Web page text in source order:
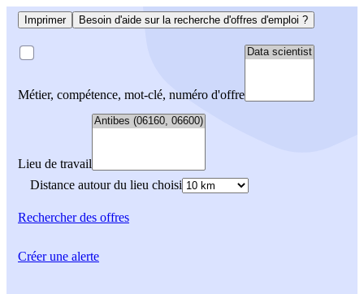
Imprimer Besoin d'aide sur la recherche d'offres d'emploi ?
Métier, compétence, mot-clé, numéro d'offre
Lieu de travail
Distance autour du lieu choisi
Rechercherdes offres
Créer une alerte